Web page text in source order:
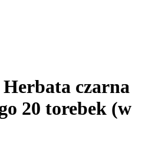
czarna
20 torebek (w